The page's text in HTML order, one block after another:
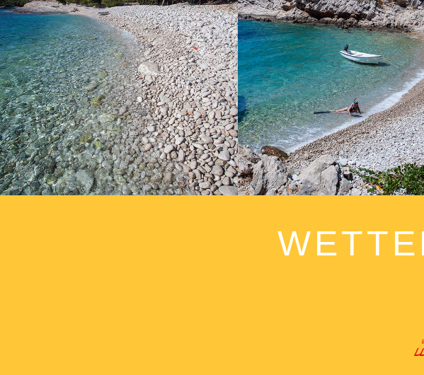
Der Strand Srebrena ist einer unserer
bekanntesten Strände. Die Pinien bieten am
Strand Schatten. Der Strand ist nach dem
Glanz der großen Kieselsteine im Mondlicht
benannt. Sie können den Strand mit einem
Boot besuchen, das Sie bei uns mieten oder
buchen Sie einen Tagesausflug mit unserem
schnellen Taxi-Boot, das für Familien mit
Kindern ideal ist. Den Strand kann auch mit
dem Auto erreichen, doch folgt noch ein
Spaziergang von etwa 15 Minuten.
Der Strand „Perna“ befindet sich in
der Bucht von Komiža. Es zeichnet
seine Ruhe und Sauberkeit aus. Die
des klaren, blauen Meeres kann
Worten beschrieben werden. Mieten
unserer Boote oder rufen Sie unser
Taxi-Boot und genießen Sie einen
Ausflug. Die Fahrt zum Strand
Minuten.